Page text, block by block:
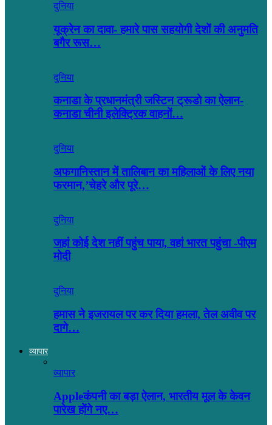
दुनिया
यूक्रेन का दावा- हमारे पास सहयोगी देशों की अनुमति
बगैर रूस…
दुनिया
कनाडा के प्रधानमंत्री जस्टिन ट्रूडो का ऐलान-
कनाडा चीनी इलेक्ट्रिक वाहनों…
दुनिया
अफगानिस्तान में तालिबान का महिलाओं के लिए नया
फरमान,’चेहरे और पूरे…
दुनिया
जहां कोई देश नहीं पहुंच पाया, वहां भारत पहुंचा -पीएम
मोदी
दुनिया
हमास ने इजरायल पर कर दिया हमला, तेल अवीव पर
दागे…
व्यापार
व्यापार
Appleकंपनी का बड़ा ऐलान, भारतीय मूल के केवन
पारेख होंगे नए…